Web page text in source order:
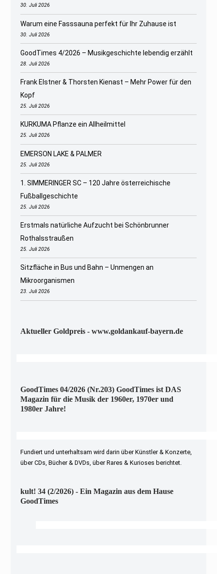
30. Juli 2026
Warum eine Fasssauna perfekt für Ihr Zuhause ist
30. Juli 2026
GoodTimes 4/2026 – Musikgeschichte lebendig erzählt
28. Juli 2026
Frank Elstner & Thorsten Kienast – Mehr Power für den
Kopf
25. Juli 2026
KURKUMA Pflanze ein Allheilmittel
25. Juli 2026
EMERSON LAKE & PALMER
25. Juli 2026
1. SIMMERINGER SC – 120 Jahre österreichische
Fußballgeschichte
25. Juli 2026
Erstmals natürliche Aufzucht bei Schönbrunner
Rothalsstraußen
25. Juli 2026
Sitzfläche in Bus und Bahn – Unmengen an
Mikroorganismen
23. Juli 2026
Aktueller Goldpreis - www.goldankauf-bayern.de
GoodTimes 04/2026 (Nr.203) GoodTimes ist DAS
Magazin für die Musik der 1960er, 1970er und
1980er Jahre!
Fundiert und unterhaltsam wird darin über Künstler & Konzerte,
über CDs, Bücher & DVDs, über Rares & Kurioses berichtet.
kult! 34 (2/2026) - Ein Magazin aus dem Hause
GoodTimes